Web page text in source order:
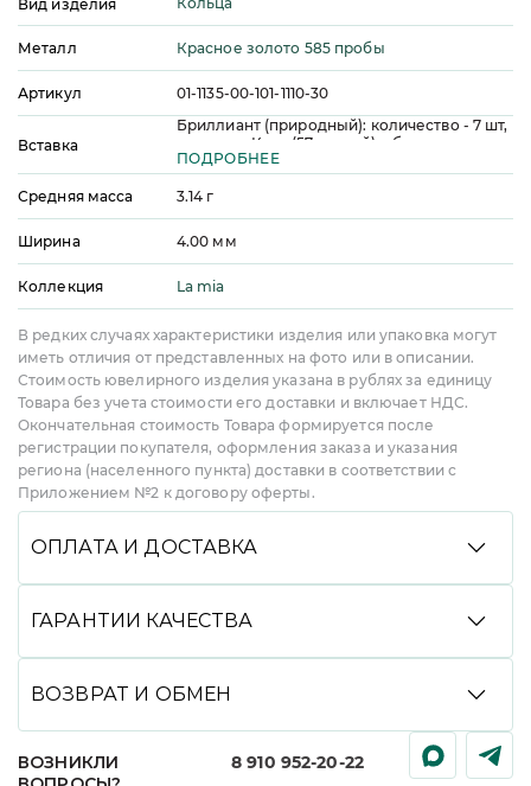
Вид изделия
Металл Красное золото 585 пробы
Артикул 01-1135-00-101-1110-30
Вставка
Бриллиант (природный): количество - 7 шт,
огранка - Круг (57 граней), общая масса -
0,14 ct, цвет - 3, чистота - 5, качество
огранки - А
ПОДРОБНЕЕ
Средняя масса 3.14 г
Ширина 4.00 мм
Коллекция La mia
В редких случаях характеристики изделия или упаковка могут
иметь отличия от представленных на фото или в описании.
Стоимость ювелирного изделия указана в рублях за единицу
Товара без учета стоимости его доставки и включает НДС.
Окончательная стоимость Товара формируется после
регистрации покупателя, оформления заказа и указания
региона (населенного пункта) доставки в соответствии с
Приложением №2 к договору оферты.
ОПЛАТА И ДОСТАВКА
банковской картой онлайн, через СБП, Долями,
сервиса Яндекс Сплит, а также при получении
службами CDEK и DPD до пункта выдачи или
ЭКСПРЕСС-ДОСТАВКА:
Для некоторых регионов
ГАРАНТИИ КАЧЕСТВА
продукции. Подтверждениями подлинности
нанесенный на каждое изделие, фирменная бирка
со всей обязательной информацией, клеймо
пробирной инспекции (для изделий, подлежащих
ВОЗВРАТ И ОБМЕН
Вы можете вернуть или обменять любое наше
украшение, купленное дистанционно, в течение
ВОЗНИКЛИ
8 910 952-20-22